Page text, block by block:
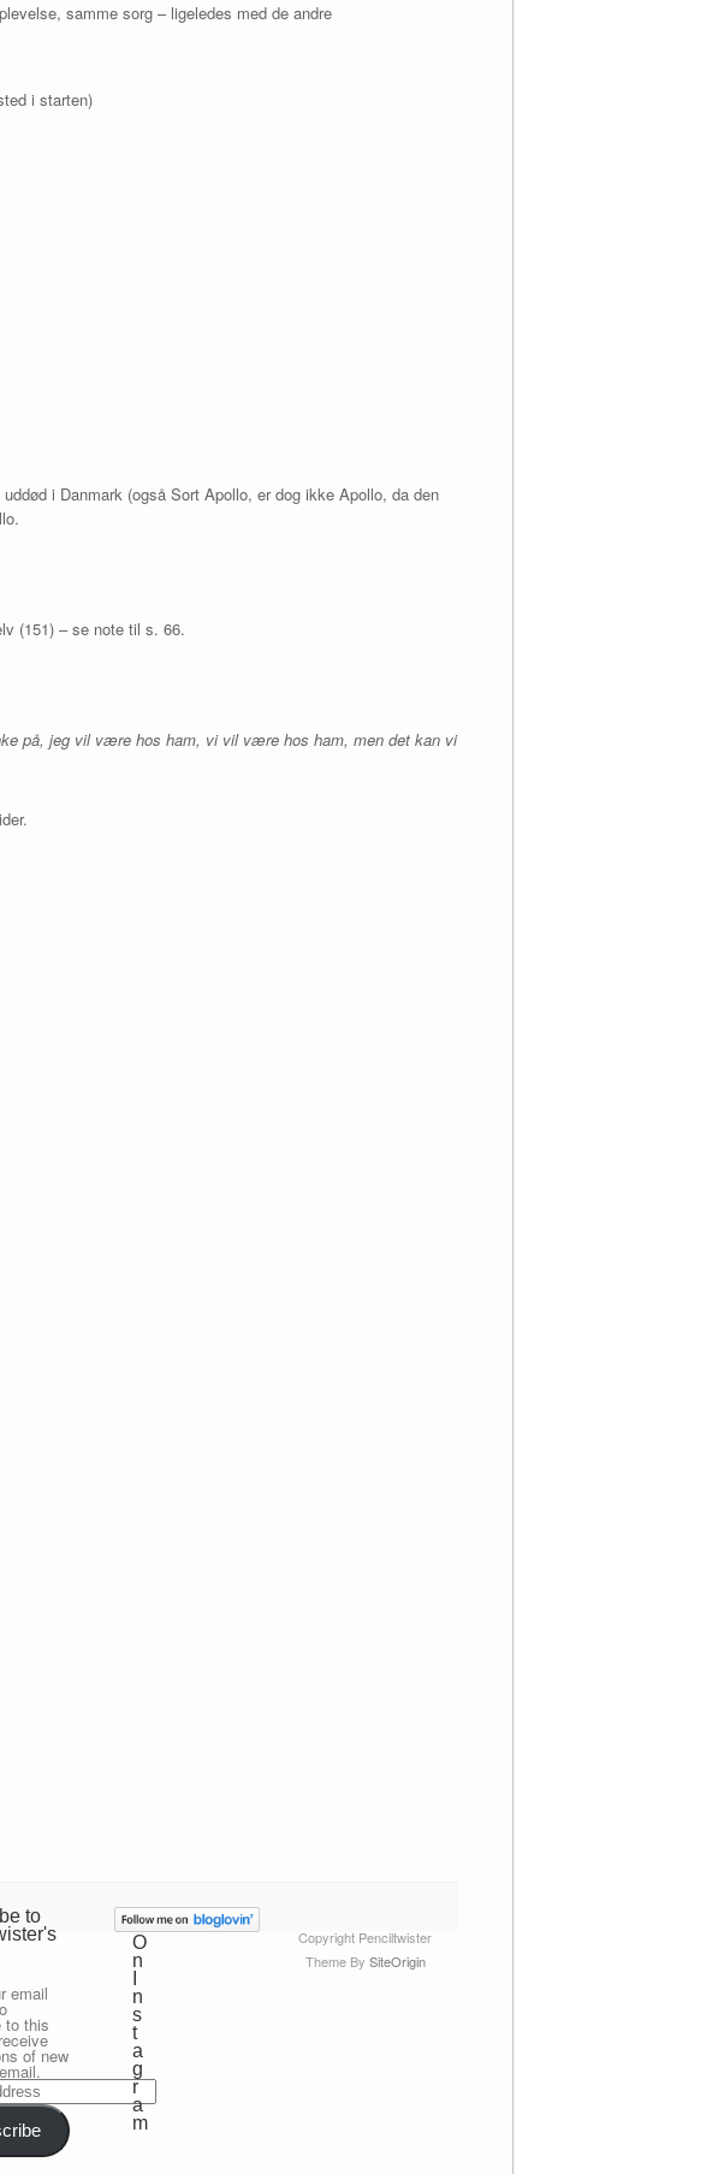
samme sorg – ligeledes med de andre
i starten)
i Danmark (også Sort Apollo, er dog ikke Apollo, da den
(151) – se note til s. 66.
på, jeg vil være hos ham, vi vil være hos ham, men det kan vi
to
email
to this
of new
O
n
n
s
t
a
g
r
a
m
Copyright Penciltwister
Theme By SiteOrigin